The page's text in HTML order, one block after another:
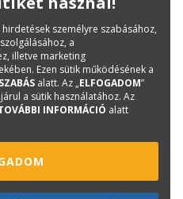
95%-kal
százzal
csökkenti
akár 30%-ban
személyre szabásához,
a
illetve marketing
Ezen sütik működésének a
alatt. Az „ELFOGADOM”
a sütik használatához. Az
INFORMÁCIÓ alatt